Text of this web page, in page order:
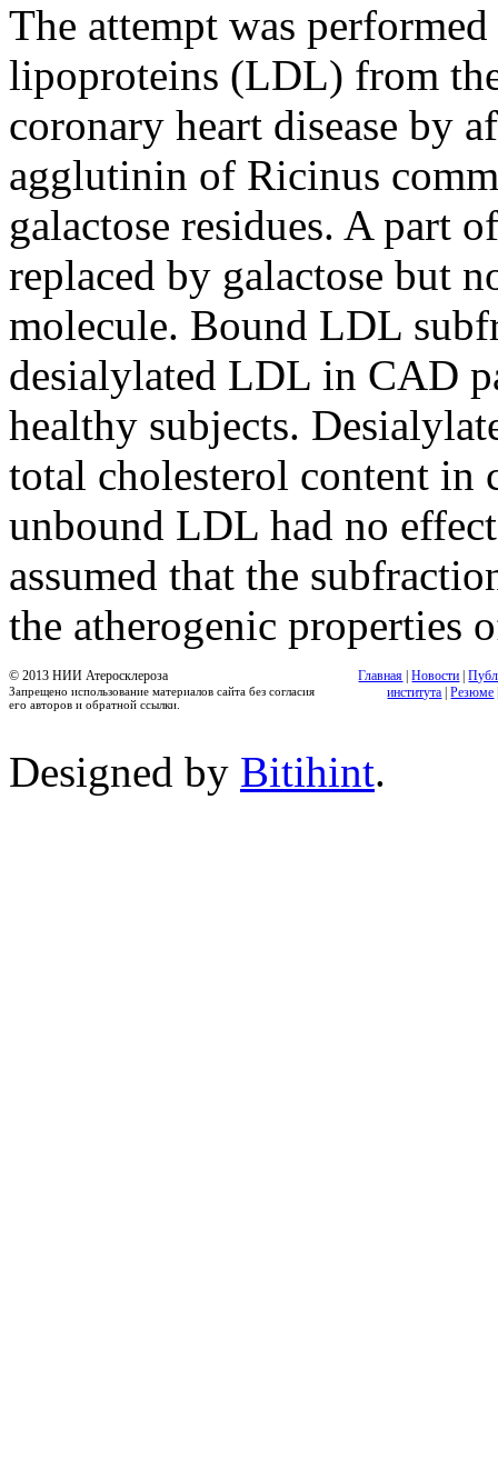
The attempt was
lipoproteins (LDL) from
coronary heart disease by
agglutinin of Ricinus
galactose residues. A part
replaced by galactose but
molecule. Bound LDL
desialylated LDL in CAD
healthy subjects.
total cholesterol content in
unbound LDL had no
assumed that the
the atherogenic properties
© 2013 НИИ Атеросклероза
Запрещено использование материалов сайта без согласия
его авторов и обратной ссылки.
Главная |Новости |
института |Резюме
Designed by Bitihint.